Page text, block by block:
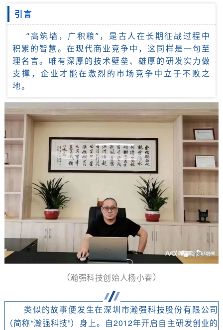
引言
“高筑墙，广积粮”，是古人在长期征战过程中
积累的智慧。 在现代商业竞争中，这同样是一句至
理名言。 唯有深厚的技术壁垒、雄厚的研发实力做
支撑，企业才能在激烈的市场竞争中立于不败之
地。
（瀚强科技创始人杨小春）
类似的故事便发生在深圳市瀚强科技股份有限公司
（简称“瀚强科技”）身上。自2012年开启自主研发创业的